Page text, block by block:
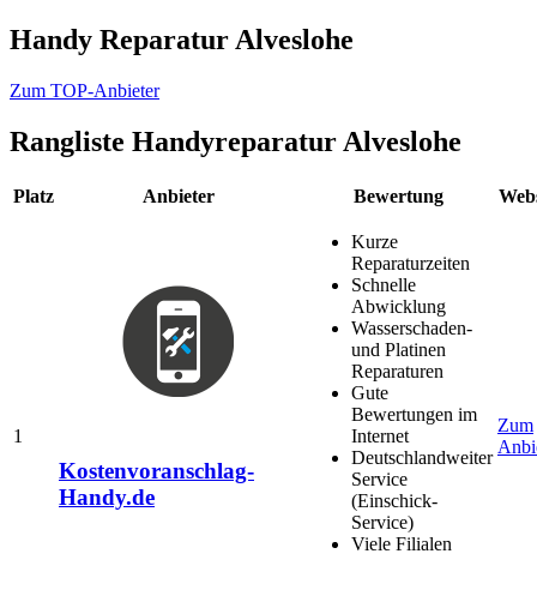
Handy Reparatur Alveslohe
Zum TOP-Anbieter
Rangliste Handyreparatur Alveslohe
Platz Anbieter Bewertung
1
Kostenvoranschlag-
Handy.de
Kurze
Reparaturzeiten
Schnelle
Abwicklung
Wasserschaden-
und Platinen
Reparaturen
Gute
Bewertungen im
Internet
Deutschlandweiter
Service
(Einschick-
Service)
Viele Filialen
Zum